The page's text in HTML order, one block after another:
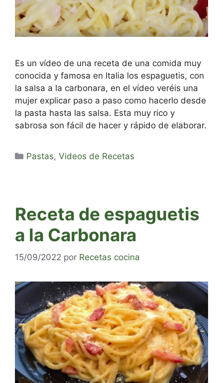
Es un vídeo de una receta de una comida muy
conocida y famosa en Italia los espaguetis, con
la salsa a la carbonara, en el vídeo veréis una
mujer explicar paso a paso como hacerlo desde
la pasta hasta las salsa. Esta muy rico y
sabrosa son fácil de hacer y rápido de elaborar.
Categorías
Pastas,Videos de Recetas
Receta de espaguetis
a la Carbonara
15/09/2022 por Recetas cocina